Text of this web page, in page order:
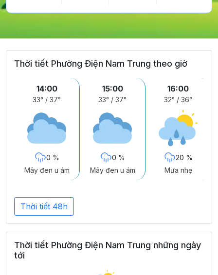
Thời tiết Phường Điện Nam Trung theo giờ
14:00
33° / 37°
0 %
Mây đen u ám
15:00
33° / 37°
0 %
Mây đen u ám
16:00
32° / 36°
20 %
Mưa nhẹ
Thời tiết 48h
Thời tiết Phường Điện Nam Trung những ngày
tới